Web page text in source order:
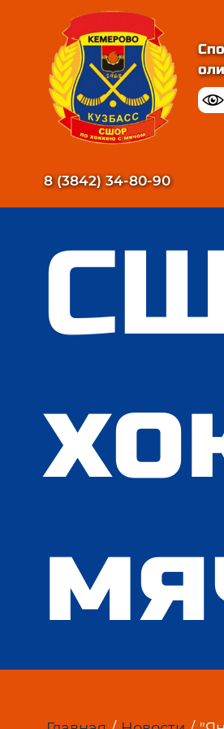
8 (3842) 34-80-90